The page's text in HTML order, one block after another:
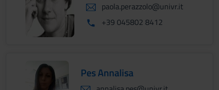
paola.perazzolo@univr.it
+39 045802 8412
Pes Annalisa